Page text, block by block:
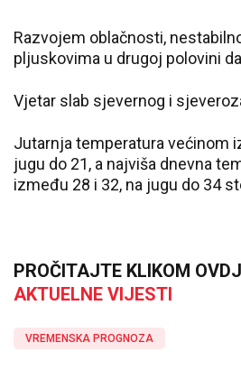
Razvojem oblačnosti,
pljuskovima u drugoj polovini
Vjetar slab sjevernog i
Jutarnja temperatura većinom
jugu do 21, a najviša dnevna
između 28 i 32, na jugu do 34
PROČITAJTE KLIKOM
AKTUELNE VIJESTI
VREMENSKA PROGNOZA